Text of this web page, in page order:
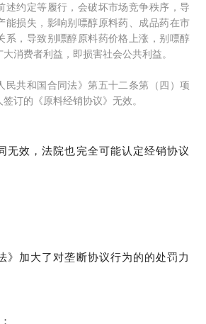
述约定等履行，会破坏市场竞争秩序，导
能损失，影响别嘌醇原料药、成品药在市
系，导致别嘌醇原料药价格上涨，别嘌醇
消费者利益，即损害社会公共利益。
民共和国合同法》第五十二条第（四）项
订的《原料经销协议》无效。
无效，法院也完全可能认定经销协议
》加大了对垄断协议行为的的处罚力